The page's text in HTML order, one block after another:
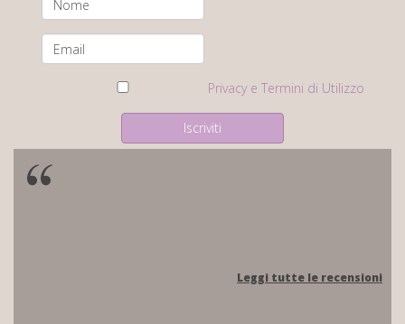
Privacy e Termini di Utilizzo
Leggi tutte le recensioni